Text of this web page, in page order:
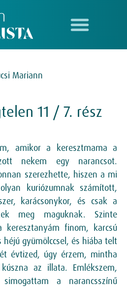
Mariann
11 / 7. rész
amikor a keresztmama a
nekem egy narancsot.
szerezhette, hiszen a mi
kuriózumnak számított,
karácsonykor, és csak a
meg maguknak. Szinte
finom, karcsú
héjú gyümölccsel, és hiába telt
évtized, úgy érzem, mintha
az illata. Emlékszem,
a narancsszínű